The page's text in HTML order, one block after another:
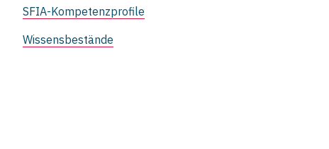
SFIA-Kompetenzprofile
Wissensbestände